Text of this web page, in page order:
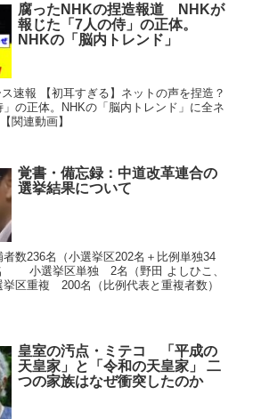
腐ったNHKの捏造報道 NHKが
報じた「7人の侍」の正体。
NHKの「脳内トレンド」
速報 【初耳すぎる】ネットの声を捏造？
の正体。NHKの「脳内トレンド」に全ネ
関連動画】
覚書・備忘録：中道改革連合の
選挙結果について
数236名（小選挙区202名＋比例単独34
小選挙区単独 2名（野田 よしひこ、
重複 200名（比例代表と重複者数）
皇室の汚点・ミテコ 「平成の
天皇家」と「令和の天皇家」 二
つの家族はなぜ衝突したのか